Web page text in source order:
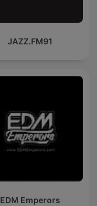
JAZZ.FM91
EDM Emperors